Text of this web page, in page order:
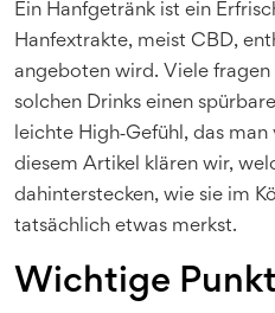
Ein Hanfgetränk ist ein
Hanfextrakte, meist CBD,
angeboten wird. Viele fragen
solchen Drinks einen
leichte High‑Gefühl, das
diesem Artikel klären wir,
dahinterstecken, wie sie im
tatsächlich etwas merkst.
Wichtige